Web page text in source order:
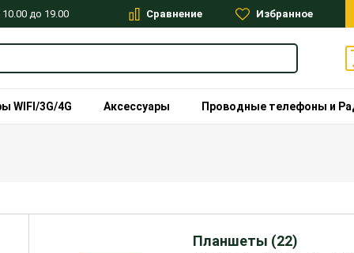
до 19.00 Сравнение Избранное
WIFI/3G/4G Аксессуары Проводные телефоны и
Планшеты (22)